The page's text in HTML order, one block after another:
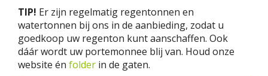
TIP! Er zijn regelmatig regentonnen en
watertonnen bij ons in de aanbieding, zodat u
goedkoop uw regenton kunt aanschaffen. Ook
dáár wordt uw portemonnee blij van. Houd onze
website én folder in de gaten.